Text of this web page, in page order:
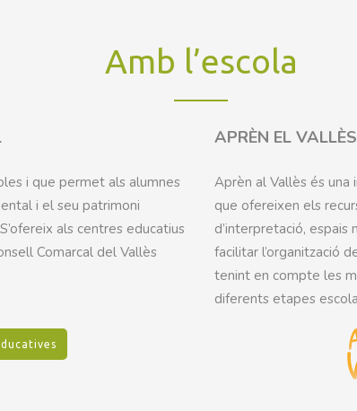
Amb l’escola
i que permet als alumnes
i el seu patrimoni
als centres educatius
Comarcal del Vallès
APRÈN EL VALLÈS
Aprèn al Vallès és una
que ofereixen els
d’interpretació,
facilitar l’organització
tenint en compte les
diferents etapes